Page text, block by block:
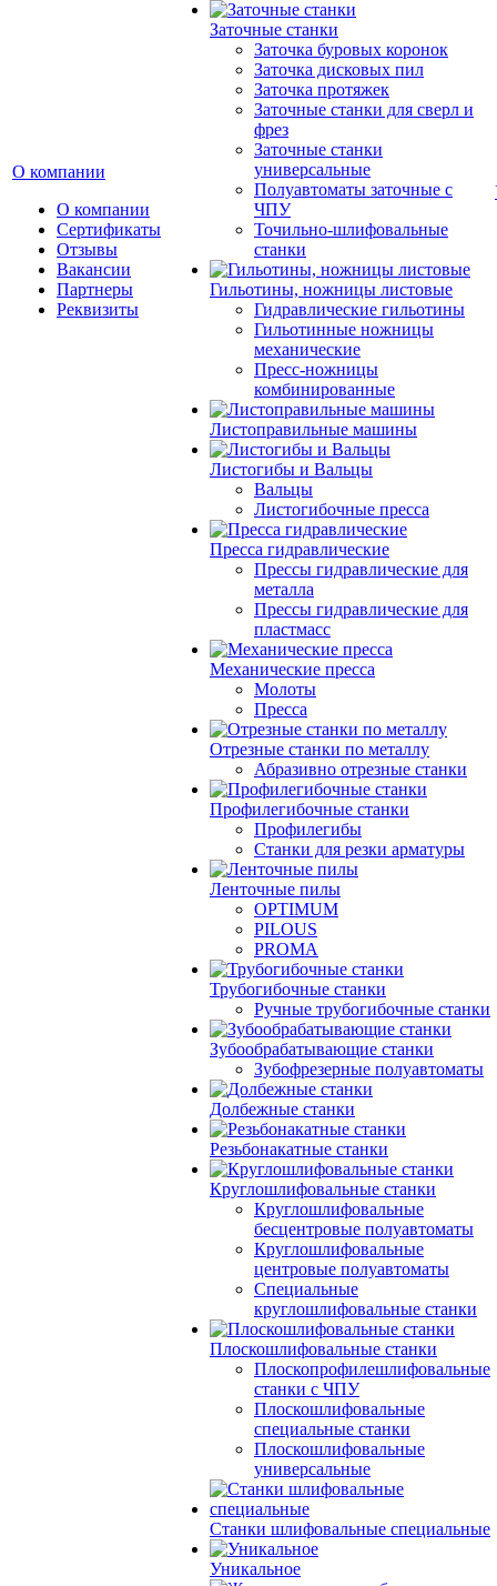
О компании
О компании
Сертификаты
Отзывы
Вакансии
Партнеры
Реквизиты
Заточные станки
Заточка буровых коронок
Заточка дисковых пил
Заточка протяжек
Заточные станки для сверл и
фрез
Заточные станки
универсальные
Полуавтоматы заточные с
ЧПУ
Точильно-шлифовальные
станки
Гильотины, ножницы листовые
Гидравлические гильотины
Гильотинные ножницы
механические
Пресс-ножницы
комбинированные
Листоправильные машины
Листогибы и Вальцы
Вальцы
Листогибочные пресса
Пресса гидравлические
Прессы гидравлические для
металла
Прессы гидравлические для
пластмасс
Механические пресса
Молоты
Пресса
Отрезные станки по металлу
Абразивно отрезные станки
Профилегибочные станки
Профилегибы
Станки для резки арматуры
Ленточные пилы
OPTIMUM
PILOUS
PROMA
Трубогибочные станки
Ручные трубогибочные станки
Зубообрабатывающие станки
Зубофрезерные полуавтоматы
Долбежные станки
Резьбонакатные станки
Круглошлифовальные станки
Круглошлифовальные
бесцентровые полуавтоматы
Круглошлифовальные
центровые полуавтоматы
Специальные
круглошлифовальные станки
Плоскошлифовальные станки
Плоскопрофилешлифовальные
станки с ЧПУ
Плоскошлифовальные
специальные станки
Плоскошлифовальные
универсальные
Станки шлифовальные специальные
Уникальное